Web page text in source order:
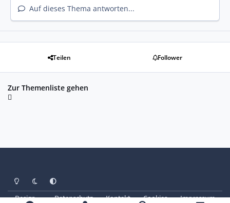
Auf dieses Thema antworten...
Teilen Follower
Zur Themenliste gehen
Heller ModusDunkler Modus
Systemeinstellung
Design Datenschutz Kontakt Cookies Impressum